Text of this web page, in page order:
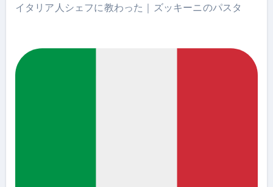
イタリア人シェフに教わった｜ズッキーニのパスタ